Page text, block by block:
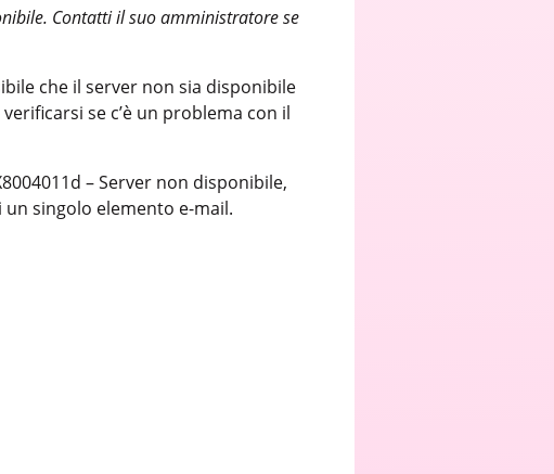
Contatti il suo amministratore se
che il server non sia disponibile
se c’è un problema con il
– Server non disponibile,
singolo elemento e-mail.